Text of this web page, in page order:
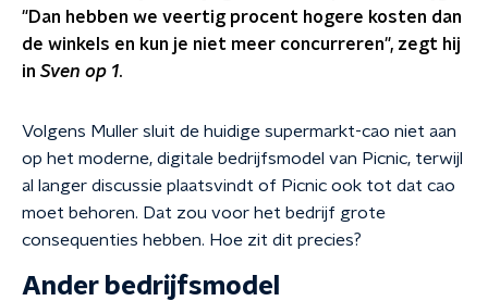
"Dan hebben we veertig procent hogere kosten dan
de winkels en kun je niet meer concurreren", zegt hij
in Sven op 1.
Volgens Muller sluit de huidige supermarkt-cao niet aan
op het moderne, digitale bedrijfsmodel van Picnic, terwijl
al langer discussie plaatsvindt of Picnic ook tot dat cao
moet behoren. Dat zou voor het bedrijf grote
consequenties hebben. Hoe zit dit precies?
Ander bedrijfsmodel